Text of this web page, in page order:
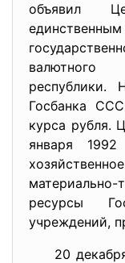
объявил
валютного
республики.
Госбанка
курса рубля.
января
ресурсы
учреждений,
20 декабря